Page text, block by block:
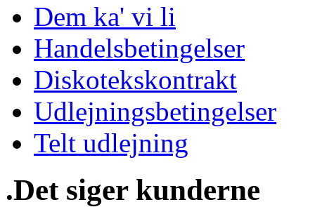
Dem ka' vi li
Handelsbetingelser
Diskotekskontrakt
Udlejningsbetingelser
Telt udlejning
.Det siger kunderne